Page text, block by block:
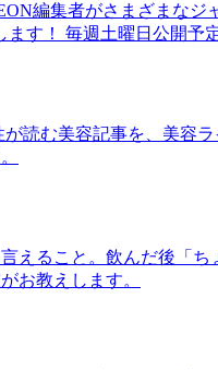
編集者がさまざまな
す！ 毎週土曜日公開予定
読む美容記事を、美容
えること。飲んだ後「
お教えします。